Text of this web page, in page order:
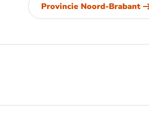
Provincie Noord-Brabant